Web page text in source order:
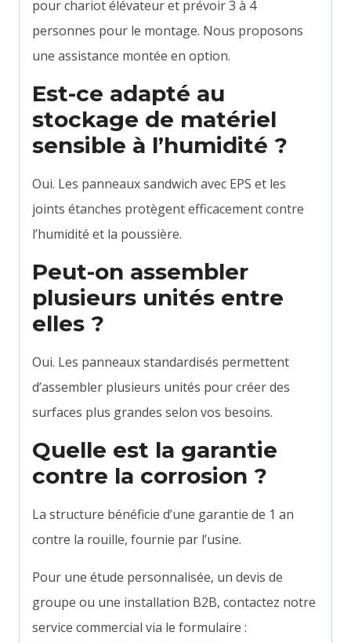
pour chariot élévateur et prévoir 3 à 4
personnes pour le montage. Nous proposons
une assistance montée en option.
Est-ce adapté au
stockage de matériel
sensible à l’humidité ?
Oui. Les panneaux sandwich avec EPS et les
joints étanches protègent efficacement contre
l’humidité et la poussière.
Peut-on assembler
plusieurs unités entre
elles ?
Oui. Les panneaux standardisés permettent
d’assembler plusieurs unités pour créer des
surfaces plus grandes selon vos besoins.
Quelle est la garantie
contre la corrosion ?
La structure bénéficie d’une garantie de 1 an
contre la rouille, fournie par l’usine.
Pour une étude personnalisée, un devis de
groupe ou une installation B2B, contactez notre
service commercial via le formulaire :